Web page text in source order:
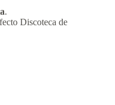
.
Discoteca de